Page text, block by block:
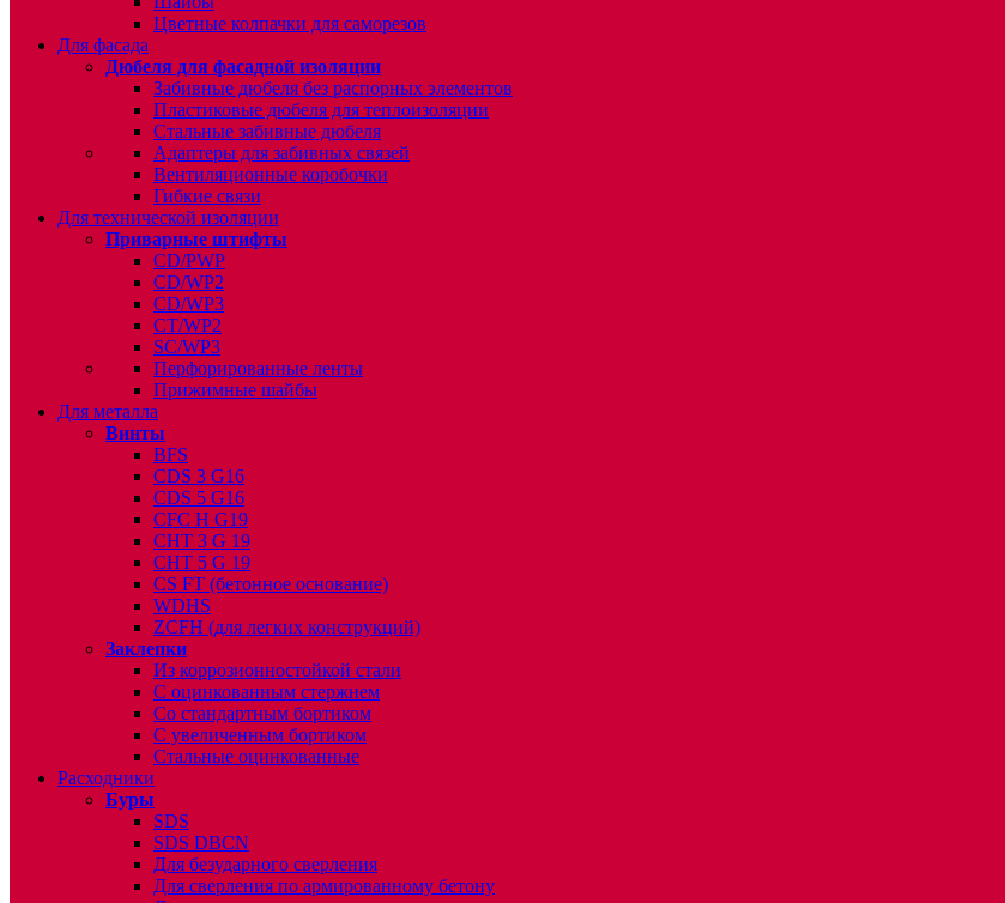
Цветные колпачки для саморезов
Для фасада
Дюбеля для фасадной изоляции
Забивные дюбеля без распорных элементов
Пластиковые дюбеля для теплоизоляции
Стальные забивные дюбеля
Адаптеры для забивных связей
Вентиляционные коробочки
Гибкие связи
Для технической изоляции
Приварные штифты
CD/PWP
CD/WP2
CD/WP3
CT/WP2
SC/WP3
Перфорированные ленты
Прижимные шайбы
Для металла
Винты
BFS
CDS 3 G16
CDS 5 G16
CFC H G19
CHT 3 G 19
CHT 5 G 19
CS FT (бетонное основание)
WDHS
ZCFH (для легких конструкций)
Заклепки
Из коррозионностойкой стали
С оцинкованным стержнем
Со стандартным бортиком
С увеличенным бортиком
Стальные оцинкованные
Расходники
Буры
SDS
SDS DBCN
Для безударного сверления
Для сверления по армированному бетону